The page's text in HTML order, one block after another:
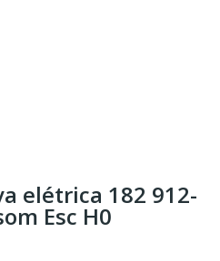
elétrica 182 912-
Esc H0